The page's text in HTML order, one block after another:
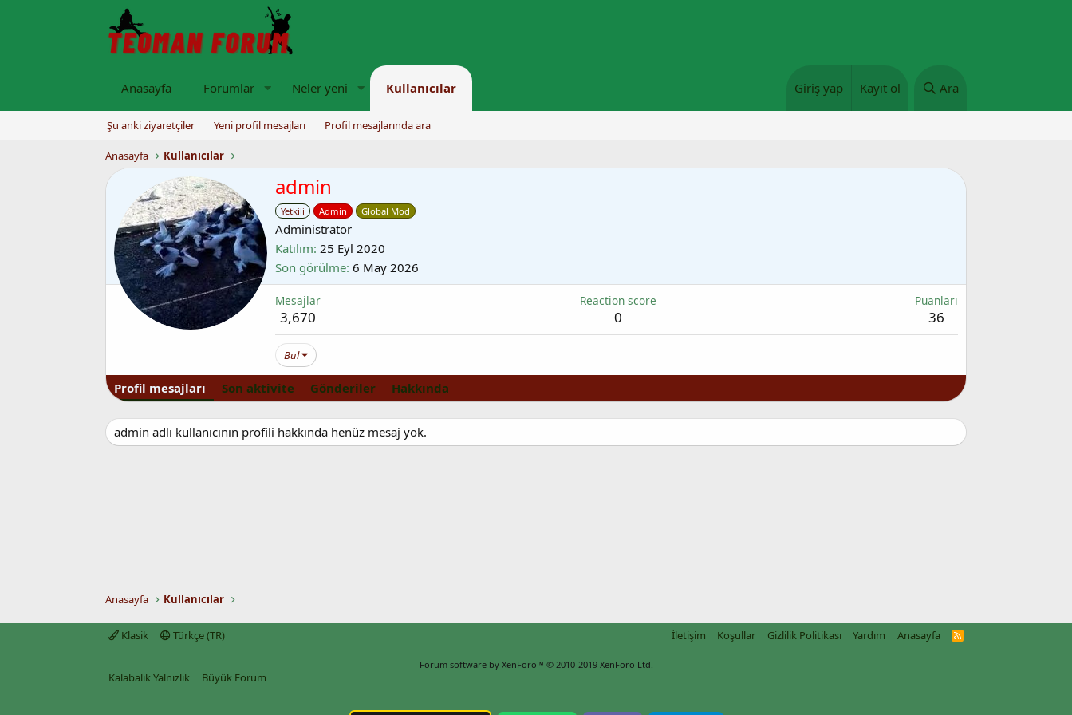
Anasayfa Forumlar Neler yeni Kullanıcılar Giriş yap Kayıt ol Ara
Şu anki ziyaretçiler Yeni profil mesajları Profil mesajlarında ara
Anasayfa Kullanıcılar
admin
Yetkili Admin Global Mod
Administrator
Katılım 25 Eyl 2020
Son görülme 6 May 2026
Mesajlar
3,670
Reaction score
0
Puanları
36
Bul
Profil mesajları Son aktivite Gönderiler Hakkında
admin adlı kullanıcının profili hakkında henüz mesaj yok.
Anasayfa Kullanıcılar
Klasik Türkçe (TR) İletişim Koşullar Gizlilik Politikası Yardım Anasayfa
R
Forum software by XenForo™ © 2010-2019 XenForo Ltd.
Kalabalık Yalnızlık Büyük Forum